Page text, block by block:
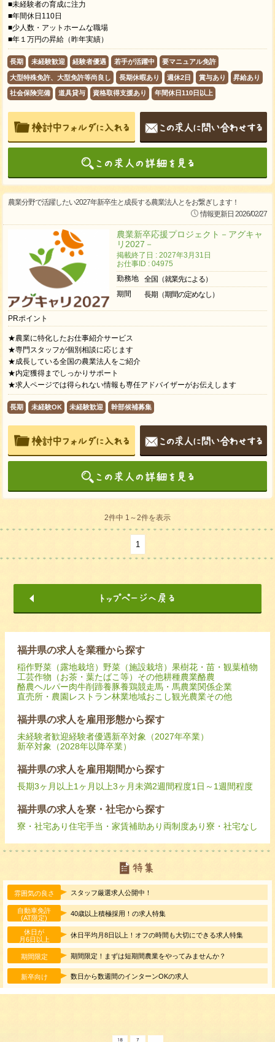
■未経験者の育成に注力
■年間休日110日
■少人数・アットホームな職場
■年１万円の昇給（昨年実績）
長期 未経験歓迎 経験者優遇 若手が活躍中 要マニュアル免許
大型特殊免許、大型免許等尚良し 長期休暇あり 週休2日 賞与あり 昇給あり
社会保険完備 道具貸与 資格取得支援あり 年間休日110日以上
農業分野で活躍したい2027年新卒生と成長する農業法人とをお繋ぎします！
情報更新日 2026/02/27
農業新卒応援プロジェクト－アグキャ
リ2027－
掲載終了日 : 2027年3月31日
お仕事ID : 04975
勤務地
全国（就業先による）
期間
長期（期間の定めなし）
PRポイント
★農業に特化したお仕事紹介サービス
★専門スタッフが個別相談に応じます
★成長している全国の農業法人をご紹介
★内定獲得までしっかりサポート
★求人ページでは得られない情報も専任アドバイザーがお伝えします
長期 未経験OK 未経験歓迎 幹部候補募集
2件中 1～2件を表示
1
福井県の求人を業種から探す
稲作野菜（露地栽培） 野菜（施設栽培） 果樹花・苗・観葉植物
工芸作物（お茶・葉たばこ等） その他耕種農業酪農
酪農ヘルパー肉牛削蹄養豚養鶏競走馬・馬農業関係企業
直売所・農園レストラン林業地域おこし観光農業その他
福井県の求人を雇用形態から探す
未経験者歓迎経験者優遇新卒対象（2027年卒業）
新卒対象（2028年以降卒業）
福井県の求人を雇用期間から探す
長期3ヶ月以上1ヶ月以上3ヶ月未満2週間程度1日～1週間程度
福井県の求人を寮・社宅から探す
寮・社宅あり住宅手当・家賃補助あり 両制度あり寮・社宅なし
雰囲気の良さ スタッフ厳選求人公開中！
自動車免許
(AT限定)
40歳以上積極採用！の求人特集
休日が
月6日以上
休日平均月8日以上！オフの時間も大切にできる求人特集
期間限定 期間限定！まずは短期間農業をやってみませんか？
新卒向け 数日から数週間のインターンOKの求人